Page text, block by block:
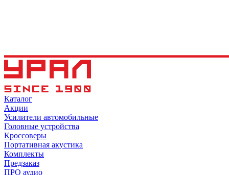
Каталог
Акции
Усилители автомобильные
Головные устройства
Кроссоверы
Портативная акустика
Комплекты
Предзаказ
ПРО аудио